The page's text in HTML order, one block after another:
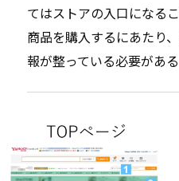
てはストアの入口になる
商品を購入するにあたり
報が整っている必要がある